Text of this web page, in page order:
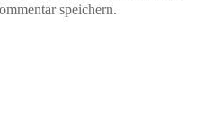
speichern.